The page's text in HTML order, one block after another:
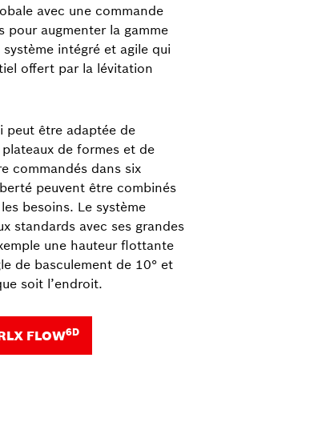
avec une commande
augmenter la gamme
intégré et agile qui
offert par la lévitation
peut être adaptée de
de formes et de
commandés dans six
peuvent être combinés
besoins. Le système
standards avec ses grandes
une hauteur flottante
de basculement de 10° et
soit l’endroit.
FLOW6D